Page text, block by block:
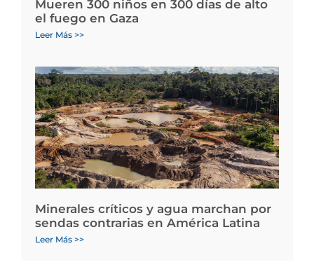
Mueren 300 niños en 300 días de alto
el fuego en Gaza
Leer Más >>
Minerales críticos y agua marchan por
sendas contrarias en América Latina
Leer Más >>